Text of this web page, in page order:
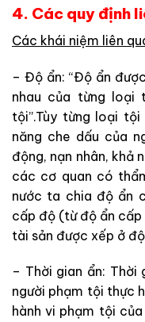
4. Các quy định
Các khái niệm liên
– Độ ẩn: “Độ ẩn
nhau của từng loại
tội”.Tùy từng loại
năng che dấu của
động, nạn nhân, khả
các cơ quan có
nước ta chia độ ẩn
cấp độ (từ độ ẩn
tài sản được xếp ở
– Thời gian ẩn: Thời
người phạm tội thực
hành vi phạm tội